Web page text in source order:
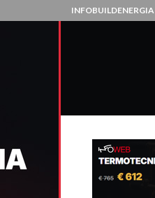
INFOBUILDENERGIA